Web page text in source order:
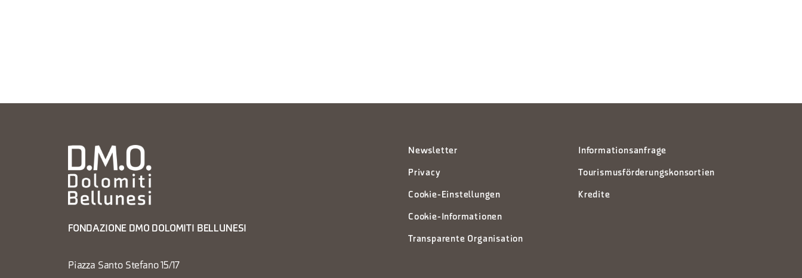
FONDAZIONE DMO DOLOMITI BELLUNESI
Piazza Santo Stefano 15/17
Newsletter
Privacy
Cookie-Einstellungen
Cookie-Informationen
Transparente Organisation
Informationsanfrage
Tourismusförderungskonsortien
Kredite